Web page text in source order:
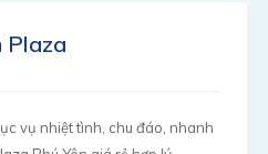
Plaza
vụ nhiệt tình, chu đáo, nhanh